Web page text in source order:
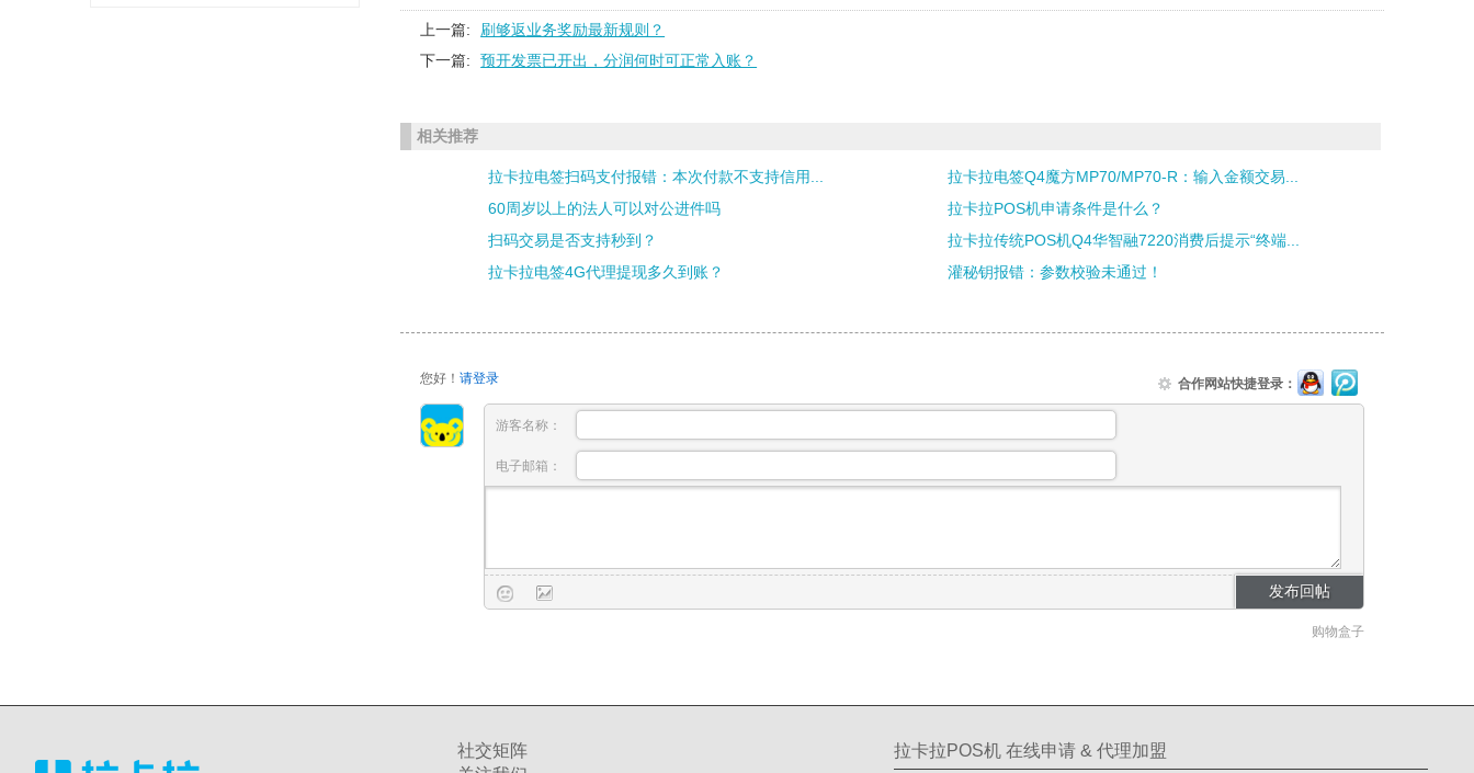
上一篇:
刷够返业务奖励最新规则？
下一篇:
预开发票已开出，分润何时可正常入账？
相关推荐
拉卡拉电签扫码支付报错：本次付款不支持信用...
拉卡拉电签Q4魔方MP70/MP70-R：输入金额交易...
60周岁以上的法人可以对公进件吗
拉卡拉POS机申请条件是什么？
扫码交易是否支持秒到？
拉卡拉传统POS机Q4华智融7220消费后提示“终端...
拉卡拉电签4G代理提现多久到账？
灌秘钥报错：参数校验未通过！
您好！请登录 合作网站快捷登录：
游客名称：
电子邮箱：
购物盒子
社交矩阵
拉卡拉POS机 在线申请 & 代理加盟